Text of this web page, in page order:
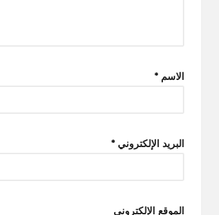
الاسم *
البريد الإلكتروني *
الموقع الإلكتروني